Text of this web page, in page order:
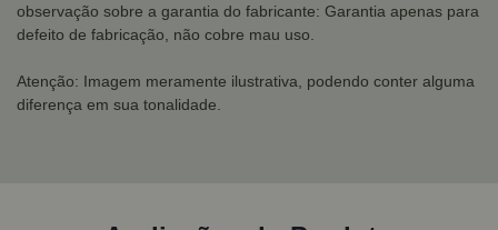
observação sobre a garantia do fabricante: Garantia apenas para
defeito de fabricação, não cobre mau uso.
Atenção: Imagem meramente ilustrativa, podendo conter alguma
diferença em sua tonalidade.